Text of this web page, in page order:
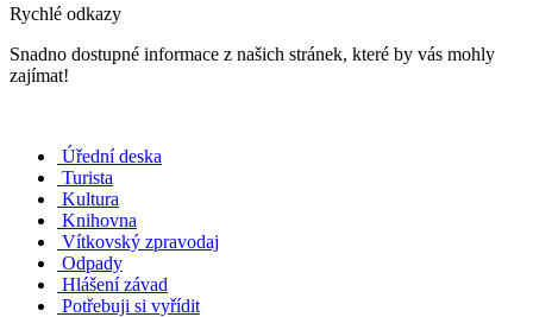
Rychlé odkazy
Snadno dostupné informace z našich stránek, které by vás mohly
zajímat!
Úřední deska
Turista
Kultura
Knihovna
Vítkovský zpravodaj
Odpady
Hlášení závad
Potřebuji si vyřídit